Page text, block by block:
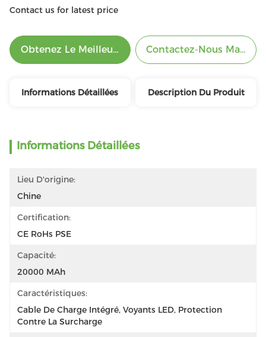
Contact us for latest price
Obtenez Le Meilleur Prix Contactez-Nous
Informations Détaillées Description Du Produit
Informations Détaillées
Lieu D'origine:
Chine
Certification:
CE RoHs PSE
Capacité:
20000 MAh
Caractéristiques:
Cable De Charge Intégré, Voyants LED, Protection
Contre La Surcharge